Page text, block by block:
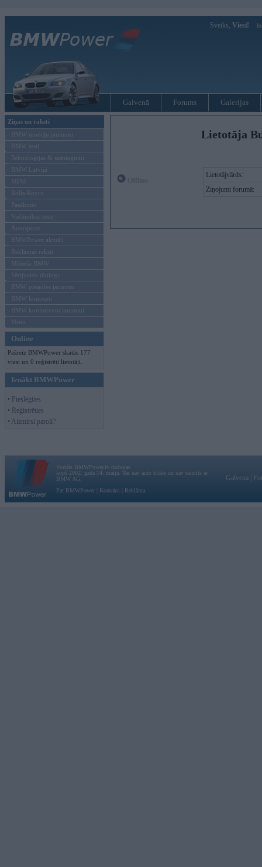
Sveiks, Viesi!
Galvenā Forums Galerijas
Ziņas un raksti
BMW modeļu jaunumi
BMW testi
Tehnoloģijas & sasniegumi
BMW Latvijā
MINI
Rolls-Royce
Pasākumi
Vadāmības tests
Autosports
BMWPower aktuāli
Reklāmas raksti
Mēneša BMW
Sērijveida tūnings
BMW pasaules jaunumi
BMW koncepti
BMW konkurentu jaunumi
Moto
Online
Pašreiz BMWPower skatās 177
viesi un 0 reģistrēti lietotāji.
Ienākt BMWPower
• Pieslēgties
• Reģistrēties
• Aizmirsi paroli?
Lietotāja
Lietotājvārds:
Ziņojumi forumā:
Vortāls BMWPower.lv darbojas
kopš 2002. gada 14. maija. Tas nav auto klubs un nav saistīts ar
BMW AG.
Par BMWPower
Kontakti Reklāma
Galvena